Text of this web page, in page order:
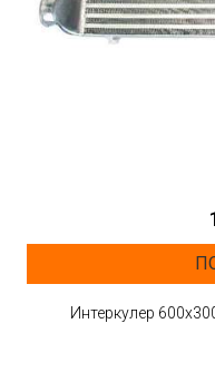
Интеркулер